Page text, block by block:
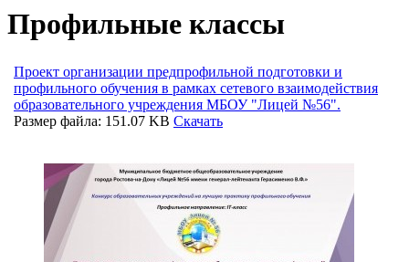
Профильные классы
Проект организации предпрофильной подготовки и
профильного обучения в рамках сетевого взаимодействия
образовательного учреждения МБОУ "Лицей №56".
Размер файла: 151.07 KB Скачать